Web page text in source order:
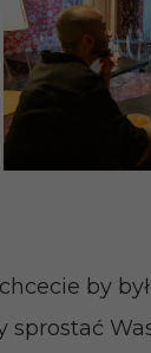
by
sprostać